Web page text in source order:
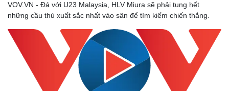
VOV.VN - Đá với U23 Malaysia, HLV Miura sẽ phải tung hết
những cầu thủ xuất sắc nhất vào sân để tìm kiếm chiến thắng.